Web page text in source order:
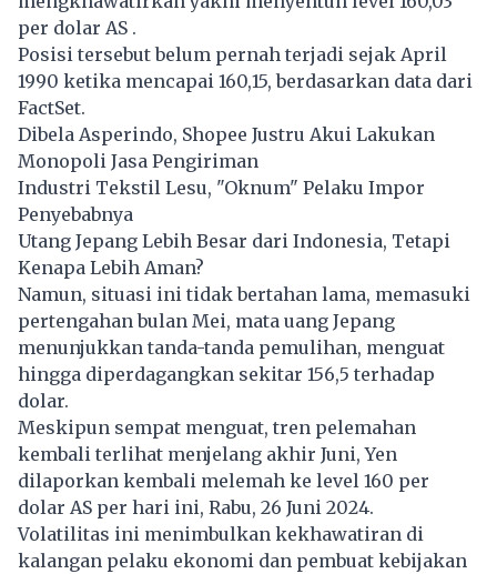
per dolar AS .
Posisi tersebut belum pernah terjadi sejak April
1990 ketika mencapai 160,15, berdasarkan data dari
FactSet.
Dibela Asperindo, Shopee Justru Akui Lakukan
Monopoli Jasa Pengiriman
Industri Tekstil Lesu, "Oknum" Pelaku Impor
Penyebabnya
Utang Jepang Lebih Besar dari Indonesia, Tetapi
Kenapa Lebih Aman?
Namun, situasi ini tidak bertahan lama, memasuki
pertengahan bulan Mei, mata uang Jepang
menunjukkan tanda-tanda pemulihan, menguat
hingga diperdagangkan sekitar 156,5 terhadap
dolar.
Meskipun sempat menguat, tren pelemahan
kembali terlihat menjelang akhir Juni, Yen
dilaporkan kembali melemah ke level 160 per
dolar AS per hari ini, Rabu, 26 Juni 2024.
Volatilitas ini menimbulkan kekhawatiran di
kalangan pelaku ekonomi dan pembuat kebijakan